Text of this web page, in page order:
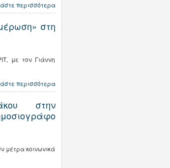
περισσότερα
στη
με τον Γιάννη
περισσότερα
στην
μέτρα κοινωνικά